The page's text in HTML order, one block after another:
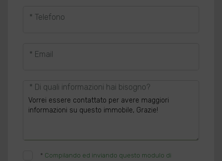
* Telefono
* Email
* Di quali informazioni hai bisogno?
* Compilando ed inviando questo modulo di